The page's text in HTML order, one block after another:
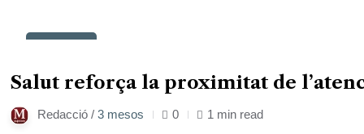
Salut reforça la proximitat de
Redacció / 3 mesos 0 1 min read